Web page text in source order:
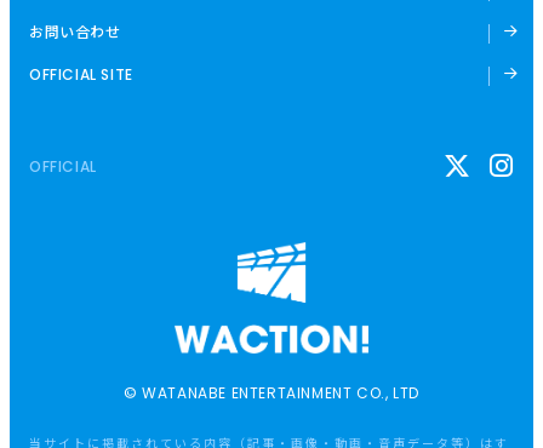
© WATANABE ENTERTAINMENT CO., LTD
お問い合わせ
OFFICIAL SITE
OFFICIAL
当サイトに掲載されている内容（記事・画像・動画・音声データ等）はす